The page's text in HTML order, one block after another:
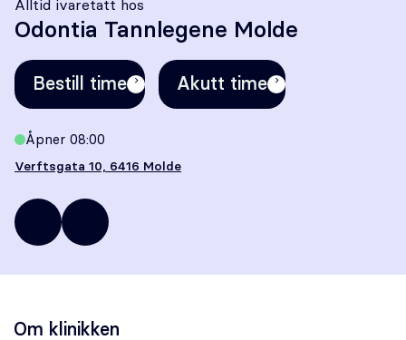
Oral kirurgi
Oral protetikk
Spesialistsenter – Oslo Endodontisenter
Om oss
Stilling ledig
Alltid ivaretatt hos
Odontia Tannlegene Molde
Bestill time Akutt time
Åpner 08:00
Verftsgata 10, 6416 Molde
71
25
01
molde@odontia.no
Om klinikken